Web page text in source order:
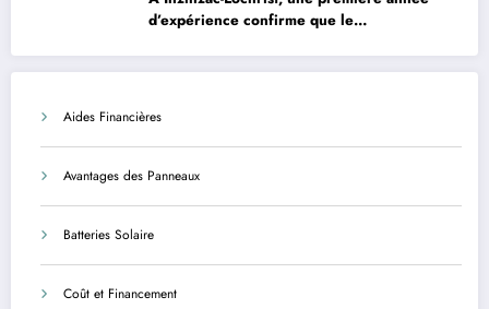
d’expérience confirme que le
Aides Financières
Avantages des Panneaux
Batteries Solaire
Coût et Financement